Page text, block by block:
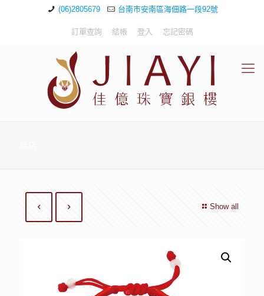
(06)2805679 台南市安南區海佃路一段92號
訂單查詢 結帳 登入 忘記密碼
Show all